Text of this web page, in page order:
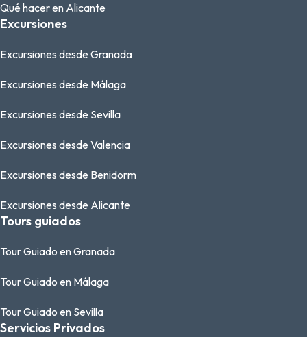
Qué hacer en Alicante
Excursiones
Excursiones desde Granada
Excursiones desde Málaga
Excursiones desde Sevilla
Excursiones desde Valencia
Excursiones desde Benidorm
Excursiones desde Alicante
Tours guiados
Tour Guiado en Granada
Tour Guiado en Málaga
Tour Guiado en Sevilla
Servicios Privados